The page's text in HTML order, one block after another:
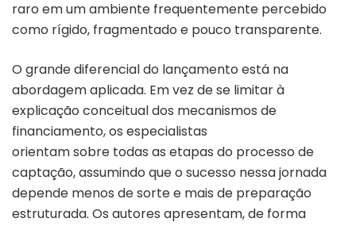
raro em um ambiente frequentemente percebido
como rígido, fragmentado e pouco transparente.
O grande diferencial do lançamento está na
abordagem aplicada. Em vez de se limitar à
explicação conceitual dos mecanismos de
financiamento, os especialistas
orientam sobre todas as etapas do processo de
captação, assumindo que o sucesso nessa jornada
depende menos de sorte e mais de preparação
estruturada. Os autores apresentam, de forma